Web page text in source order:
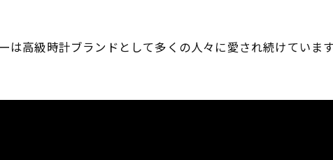
高級時計ブランドとして多くの人々に愛され続けています